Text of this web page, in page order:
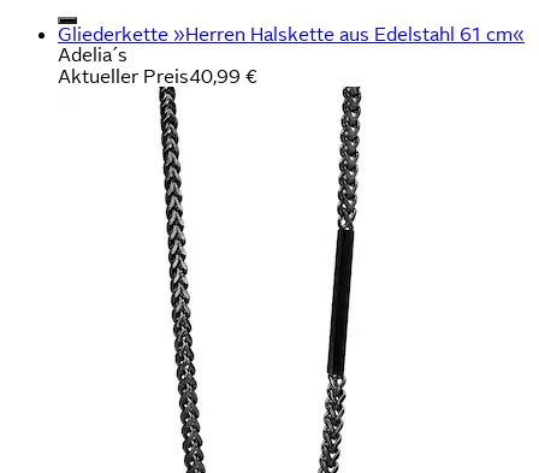
Gliederkette »Herren Halskette aus Edelstahl 61 cm«
Adelia´s
Aktueller Preis40,99 €